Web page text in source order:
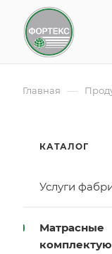
Главная —
КАТАЛОГ
Услуги
Матрасные